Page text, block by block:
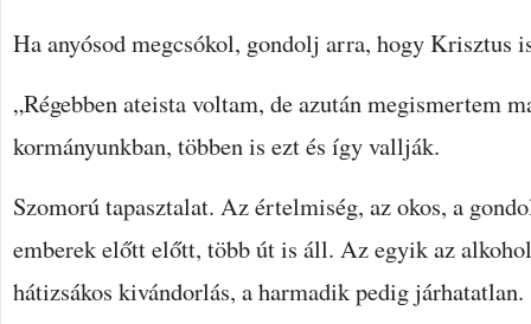
Ha anyósod megcsókol, gondolj arra, hogy Krisztus
„Régebben ateista voltam, de azután megismertem
kormányunkban, többen is ezt és így vallják.
Szomorú tapasztalat. Az értelmiség, az okos, a
emberek előtt előtt, több út is áll. Az egyik az
hátizsákos kivándorlás, a harmadik pedig járhatatlan.